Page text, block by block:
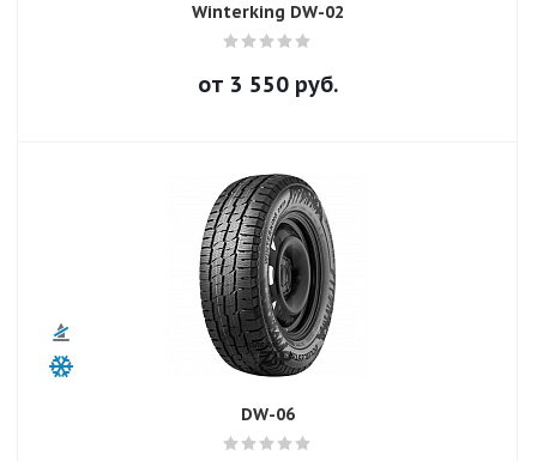
Winterking DW-02
от 3 550руб.
DW-06